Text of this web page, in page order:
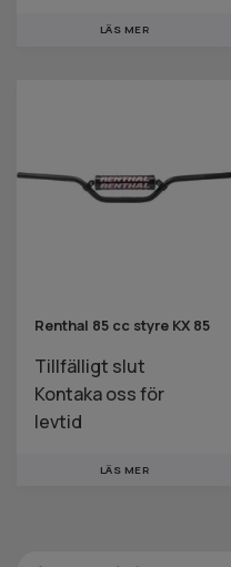
LÄS MER
Renthal 85 cc styre KX 85
Tillfälligt slut
Kontaka oss för
levtid
LÄS MER